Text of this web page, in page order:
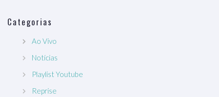
Categorias
Ao Vivo
Notícias
Playlist Youtube
Reprise